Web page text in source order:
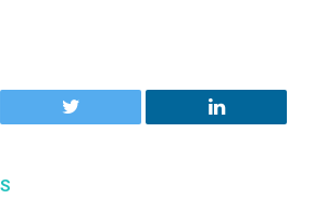
Twitter LinkedIn